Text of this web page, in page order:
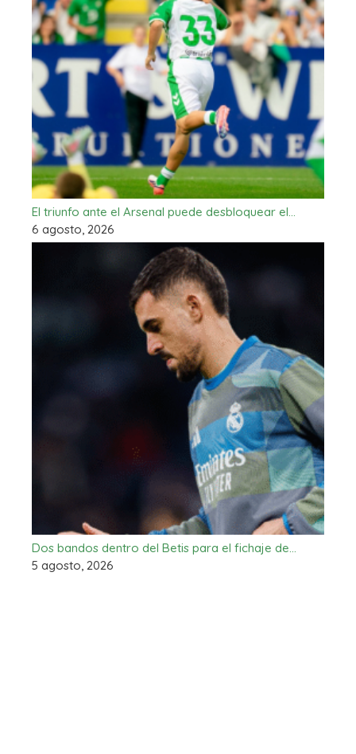
El triunfo ante el Arsenal puede desbloquear el…
6 agosto, 2026
Dos bandos dentro del Betis para el fichaje de…
5 agosto, 2026